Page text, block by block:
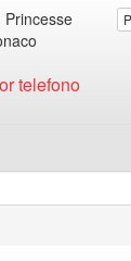
Princesse
telefono